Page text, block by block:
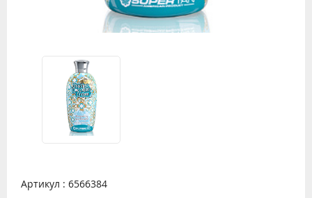
Артикул : 6566384